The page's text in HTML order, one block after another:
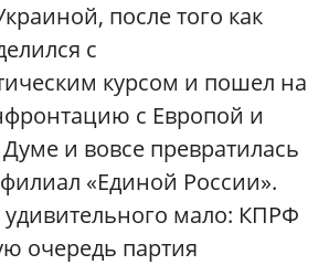
после того как
с
курсом и пошел на
с Европой и
и вовсе превратилась
«Единой России».
удивительного мало: КПРФ
очередь партия